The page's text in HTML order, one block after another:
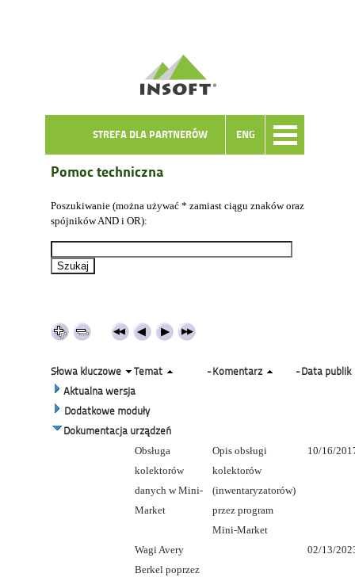
ENG
STREFA DLA PARTNERÓW
Pomoc techniczna
Poszukiwanie (można używać * zamiast ciągu znaków oraz
spójników AND i OR):
Słowa kluczowe Temat -Komentarz -Data publik
Aktualna wersja
Dodatkowe moduły
Dokumentacja urządzeń
Obsługa
kolektorów
danych w Mini-
Market
Opis obsługi
kolektorów
(inwentaryzatorów)
przez program
Mini-Market
10/16/
Wagi Avery
Berkel poprzez
02/13/